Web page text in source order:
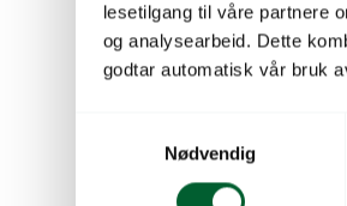
lesetilgang til våre partnere
og analysearbeid. Dette
godtar automatisk vår bruk
Nødvendig